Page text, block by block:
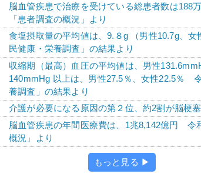
脳血管疾患で治療を受けている総患者数は188
「患者調査の概況」より
食塩摂取量の平均値は、9.８g （男性10.7g、
民健康・栄養調査」の結果より
収縮期（最高）血圧の平均値は、男性
140mmHg 以上は、男性27.5％、女性22.5％
養調査」の結果より
介護が必要になる原因の第２位、約2割が脳梗
脳血管疾患の年間医療費は、1兆8,142億円 令
概況」より
もっと見る ▶